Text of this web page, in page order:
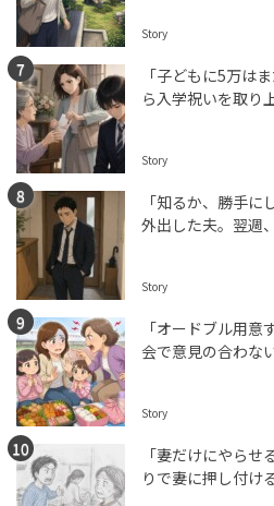
Story
「子どもに5万は
ら入学祝いを取り
Story
「知るか、勝手
外出した夫。翌週
Story
「オードブル用
会で意見の合わな
Story
「妻だけにやら
りで妻に押し付け